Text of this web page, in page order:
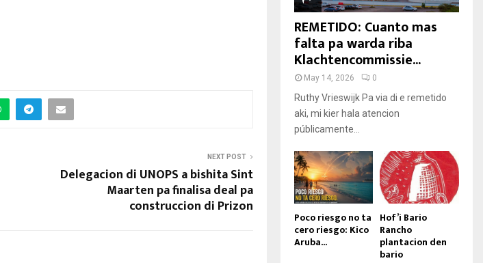
NEXT POST
Delegacion di UNOPS a bishita Sint
Maarten pa finalisa deal pa
construccion di Prizon
REMETIDO: Cuanto mas
falta pa warda riba
Klachtencommissie...
May 14, 2026 0
Ruthy Vrieswijk Pa via di e remetido
aki, mi kier hala atencion
públicamente...
Poco riesgo no ta
cero riesgo: Kico
Aruba...
Hof’i Bario
Rancho
plantacion den
bario